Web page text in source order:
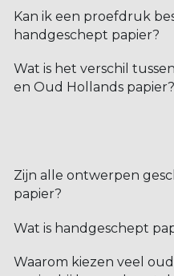
Kan ik een proefdruk
handgeschept papier?
Wat is het verschil
en Oud Hollands papier?
Zijn alle ontwerpen
papier?
Wat is handgeschept
Waarom kiezen veel